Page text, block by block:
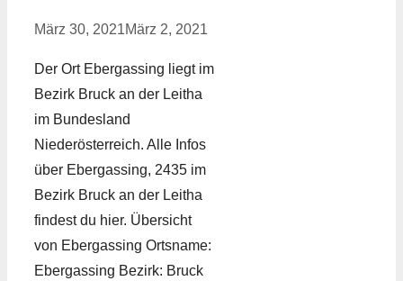
März 30, 2021März 2, 2021
Der Ort Ebergassing liegt im
Bezirk Bruck an der Leitha
im Bundesland
Niederösterreich. Alle Infos
über Ebergassing, 2435 im
Bezirk Bruck an der Leitha
findest du hier. Übersicht
von Ebergassing Ortsname:
Ebergassing Bezirk: Bruck